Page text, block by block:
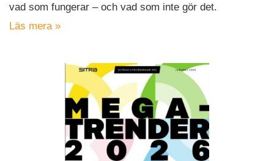
vad som fungerar – och vad som inte gör det.
Läs mera »